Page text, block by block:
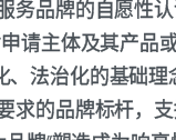
务品牌的自愿性
请主体及其产品
法治化的基础
求的品牌标杆，